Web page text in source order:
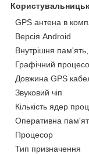
GPS антена в
Версія Android
Внутрішня
Графічний
Довжина GPS
Звуковий чіп
Кількість ядер
Оперативна
Процесор
Тип призначення